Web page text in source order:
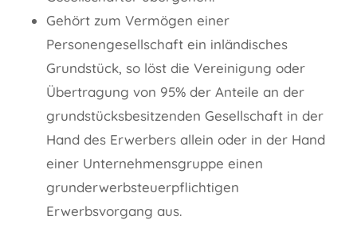
Gehört zum Vermögen einer
Personengesellschaft ein inländisches
Grundstück, so löst die Vereinigung oder
Übertragung von 95% der Anteile an der
grundstücksbesitzenden Gesellschaft in der
Hand des Erwerbers allein oder in der Hand
einer Unternehmensgruppe einen
grunderwerbsteuerpflichtigen
Erwerbsvorgang aus.